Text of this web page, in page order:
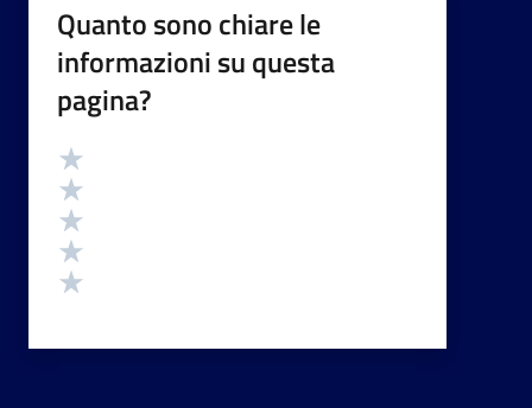
Quanto sono chiare le
informazioni su questa
pagina?
Valutazione